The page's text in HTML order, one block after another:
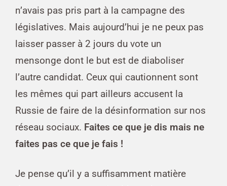
n’avais pas pris part à la campagne des
législatives. Mais aujourd’hui je ne peux pas
laisser passer à 2 jours du vote un
mensonge dont le but est de diaboliser
l’autre candidat. Ceux qui cautionnent sont
les mêmes qui part ailleurs accusent la
Russie de faire de la désinformation sur nos
réseau sociaux. Faites ce que je dis mais ne
faites pas ce que je fais !
Je pense qu’il y a suffisamment matière